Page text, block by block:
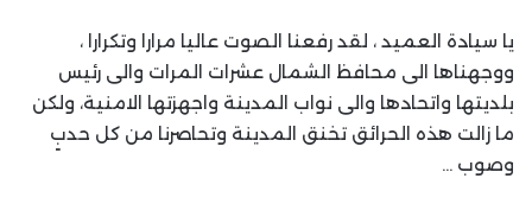
يا سيادة العميد ، لقد رفعنا الصوت عاليا مرارا وتكرارا ،
ووجهناها الى محافظ الشمال عشرات المرات والى رئيس
بلديتها واتحادها والى نواب المدينة واجهزتها الامنية، ولكن
ما زالت هذه الحرائق تخنق المدينة وتحاصرنا من كل حدبٍ
وصوب …